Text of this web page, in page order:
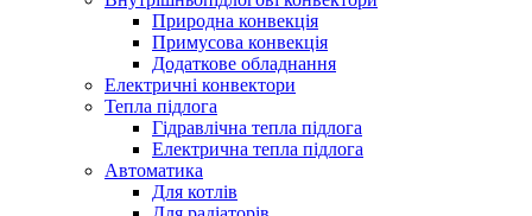
Природна конвекція
Примусова конвекція
Додаткове обладнання
Електричні конвектори
Тепла підлога
Гідравлічна тепла підлога
Електрична тепла підлога
Автоматика
Для котлів